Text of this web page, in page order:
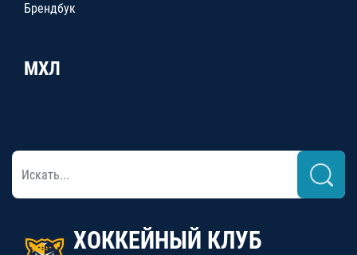
Брендбук
МХЛ
ХОККЕЙНЫЙ КЛУБ